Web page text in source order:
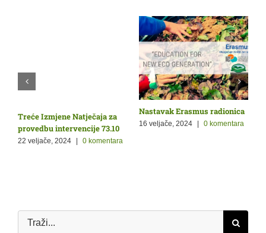
Treće Izmjene Natječaja za
provedbu intervencije 73.10
22 veljače, 2024 0 komentara
Nastavak Erasmus radionica
16 veljače, 2024 | 0 komentara
Traži...